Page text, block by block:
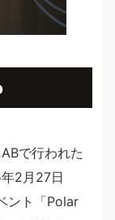
で行われた
2月27日
ント「Polar